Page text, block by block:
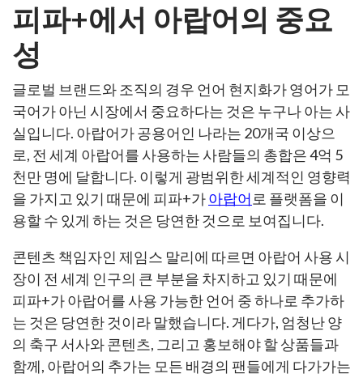
피파+에서 아랍어의 중요
성
글로벌 브랜드와 조직의 경우 언어 현지화가 영어가 모
국어가 아닌 시장에서 중요하다는 것은 누구나 아는 사
실입니다. 아랍어가 공용어인 나라는 20개국 이상으
로, 전 세계 아랍어를 사용하는 사람들의 총합은 4억 5
천만 명에 달합니다. 이렇게 광범위한 세계적인 영향력
을 가지고 있기 때문에 피파+가아랍어 로 플랫폼을 이
용할 수 있게 하는 것은 당연한 것으로 보여집니다.
콘텐츠 책임자인 제임스 말리에 따르면 아랍어 사용 시
장이 전 세계 인구의 큰 부분을 차지하고 있기 때문에
피파+가 아랍어를 사용 가능한 언어 중 하나로 추가하
는 것은 당연한 것이라 말했습니다. 게다가, 엄청난 양
의 축구 서사와 콘텐츠, 그리고 홍보해야 할 상품들과
함께, 아랍어의 추가는 모든 배경의 팬들에게 다가가는